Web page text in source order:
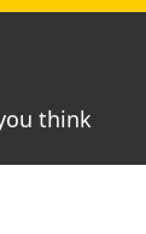
think